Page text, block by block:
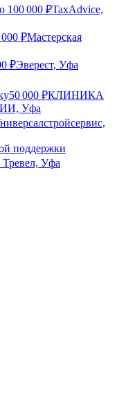
100 000 ₽TaxAdvice,
000 ₽Мастерская
₽Эверест, Уфа
50 000 ₽КЛИНИКА
Уфа
поддержки
Уфа